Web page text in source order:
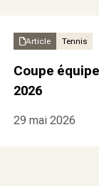
Article Tennis
Coupe
2026
29 mai 2026